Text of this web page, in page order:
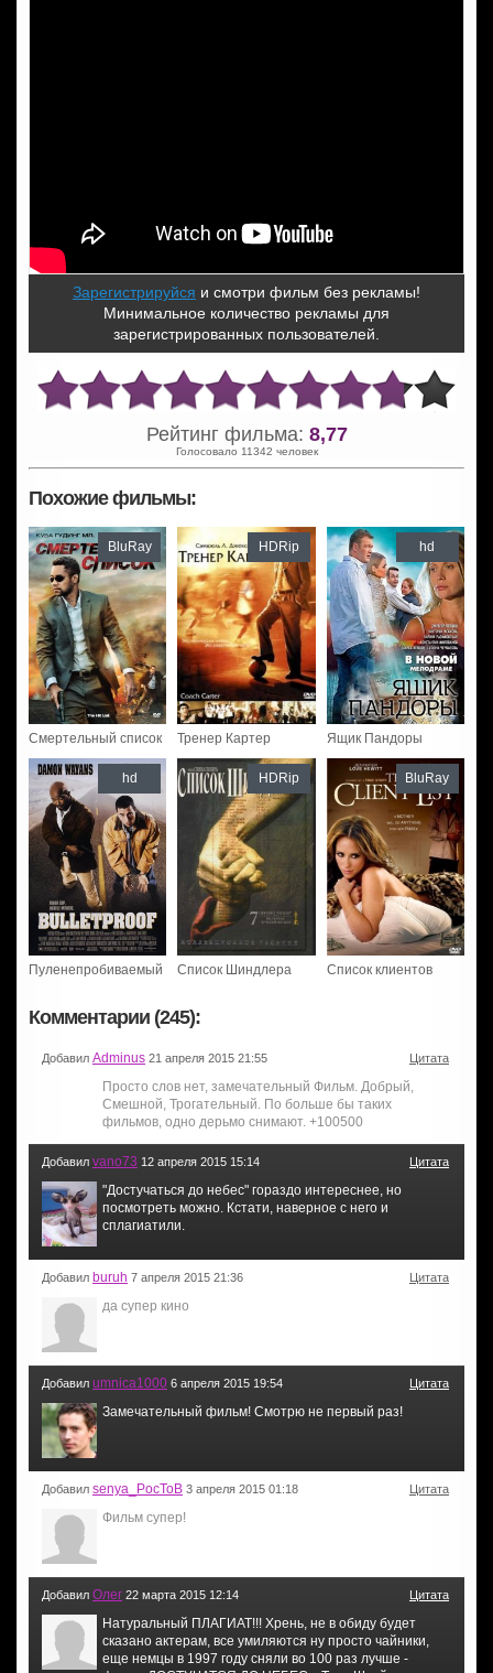
Зарегистрируйся и смотри фильм без рекламы!
Минимальное количество рекламы для
зарегистрированных пользователей.
Рейтинг фильма: 8,77
Голосовало 11342 человек
Похожие фильмы:
Смертельный список
BluRay
Тренер Картер
HDRip
Ящик Пандоры
hd
Пуленепробиваемый
hd
Список Шиндлера
HDRip
Список клиентов
BluRay
Комментарии (245):
Добавил Adminus 21 апреля 2015 21:55 Цитата
Просто слов нет, замечательный Фильм. Добрый,
Смешной, Трогательный. По больше бы таких
фильмов, одно дерьмо снимают. +100500
Добавил vano73 12 апреля 2015 15:14 Цитата
"Достучаться до небес" гораздо интереснее, но
посмотреть можно. Кстати, наверное с него и
сплагиатили.
Добавил buruh 7 апреля 2015 21:36 Цитата
да супер кино
Добавил umnica1000 6 апреля 2015 19:54 Цитата
Замечательный фильм! Смотрю не первый раз!
Добавил senya_PocToB 3 апреля 2015 01:18 Цитата
Фильм супер!
Добавил Oлег 22 марта 2015 12:14 Цитата
Натуральный ПЛАГИАТ!!! Хрень, не в обиду будет
сказано актерам, все умиляются ну просто чайники,
еще немцы в 1997 году сняли во 100 раз лучше -